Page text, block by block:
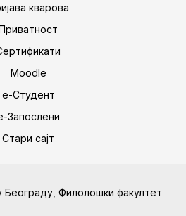
кварова
Moodle
е-Студент
Запослени
Стари сајт
Београду, Филолошки факултет